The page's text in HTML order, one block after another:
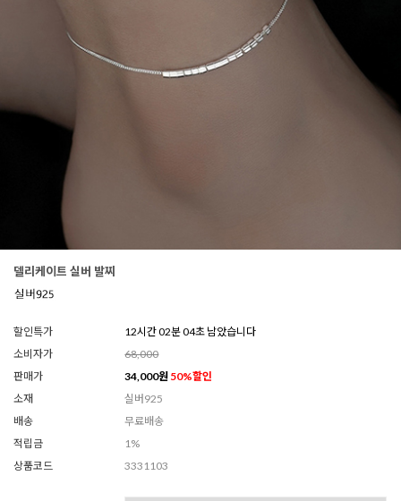
델리케이트 실버 발찌
할인특가
12시간 02분 02초 남았습니다
소비자가
68,000
판매가
34,000원 50%할인
소재
실버925
배송
무료배송
적립금
1%
상품코드
3331103